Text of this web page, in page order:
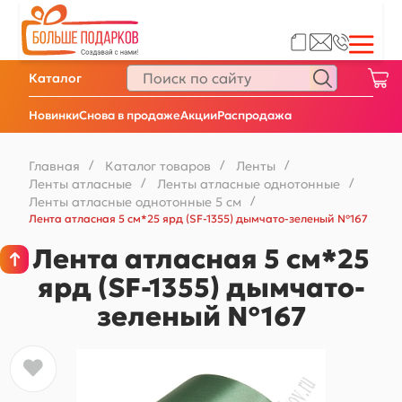
НовинкиСнова в продажеАкцииРаспродажа
Каталог
Главная / Каталог товаров / Ленты /
Ленты атласные / Ленты атласные однотонные /
Ленты атласные однотонные 5 см
/
Лента атласная 5 см*25 ярд (SF-1355) дымчато-зеленый №167
Лента атласная 5 см*25
ярд (SF-1355) дымчато-
зеленый №167